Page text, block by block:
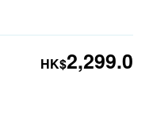
HK$2,299.0